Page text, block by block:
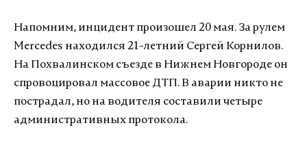
Напомним, инцидент произошел 20 мая. За рулем
Mercedes находился 21-летний Сергей Корнилов.
На Похвалинском съезде в Нижнем Новгороде он
спровоцировал массовое ДТП. В аварии никто не
пострадал, но на водителя составили четыре
административных протокола.